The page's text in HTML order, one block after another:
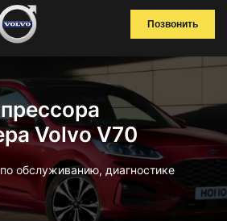
Позвонить
Volvo V70
обслуживанию, диагностике